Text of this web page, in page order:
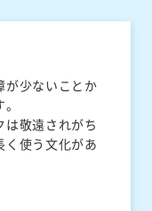
が少ないことか
は敬遠されがち
く使う文化があ